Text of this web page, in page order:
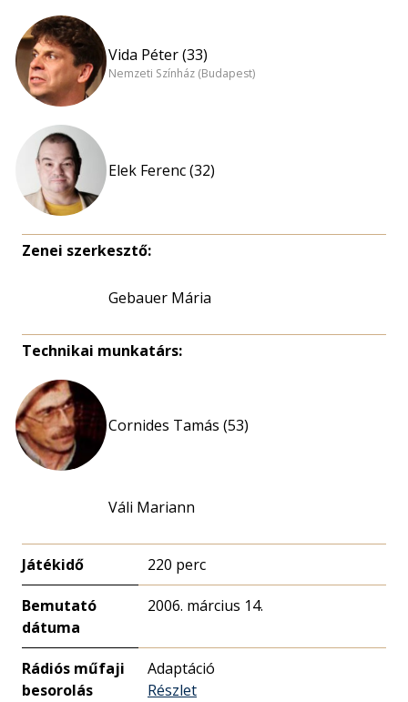
Vida Péter (33)
Nemzeti Színház (Budapest)
Elek Ferenc (32)
Zenei szerkesztő:
Gebauer Mária
Technikai munkatárs:
Cornides Tamás (53)
Váli Mariann
Játékidő 220 perc
Bemutató
dátuma
2006. március 14.
Rádiós műfaji
besorolás
Adaptáció
Részlet